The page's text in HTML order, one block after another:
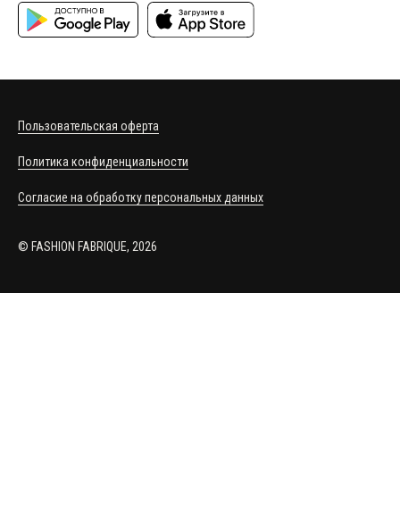
© FASHION FABRIQUE, 2026
Пользовательская оферта
Политика конфиденциальности
Согласие на обработку персональных данных